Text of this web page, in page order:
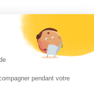
pendant votre